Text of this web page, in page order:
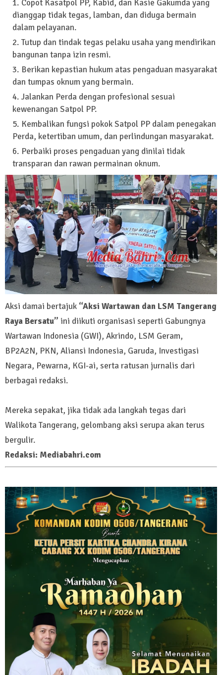
Copot Kasatpol PP, Kabid, dan Kasie Gakumda yang
dianggap tidak tegas, lamban, dan diduga bermain
dalam pelayanan.
Tutup dan tindak tegas pelaku usaha yang mendirikan
bangunan tanpa izin resmi.
Berikan kepastian hukum atas pengaduan masyarakat
dan tumpas oknum yang bermain.
Jalankan Perda dengan profesional sesuai
kewenangan Satpol PP.
Kembalikan fungsi pokok Satpol PP dalam penegakan
Perda, ketertiban umum, dan perlindungan masyarakat.
Perbaiki proses pengaduan yang dinilai tidak
transparan dan rawan permainan oknum.
Aksi damai bertajuk “Aksi Wartawan dan LSM Tangerang
Raya Bersatu” ini diikuti organisasi seperti Gabungnya
Wartawan Indonesia (GWI), Akrindo, LSM Geram,
BP2A2N, PKN, Aliansi Indonesia, Garuda, Investigasi
Negara, Pewarna, KGI-ai, serta ratusan jurnalis dari
berbagai redaksi.
Mereka sepakat, jika tidak ada langkah tegas dari
Walikota Tangerang, gelombang aksi serupa akan terus
bergulir.
Redaksi: Mediabahri.com